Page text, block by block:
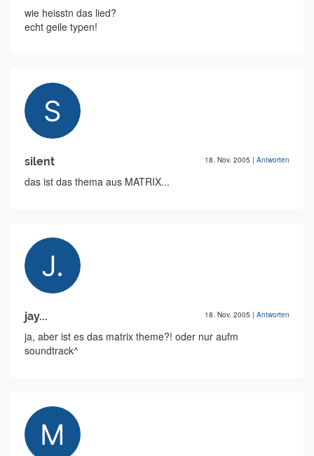
wie heisstn das lied?
echt geile typen!
silent 18. Nov. 2005 | Antworten
das ist das thema aus MATRIX...
jay... 18. Nov. 2005 | Antworten
ja, aber ist es das matrix theme?! oder nur aufm
soundtrack^